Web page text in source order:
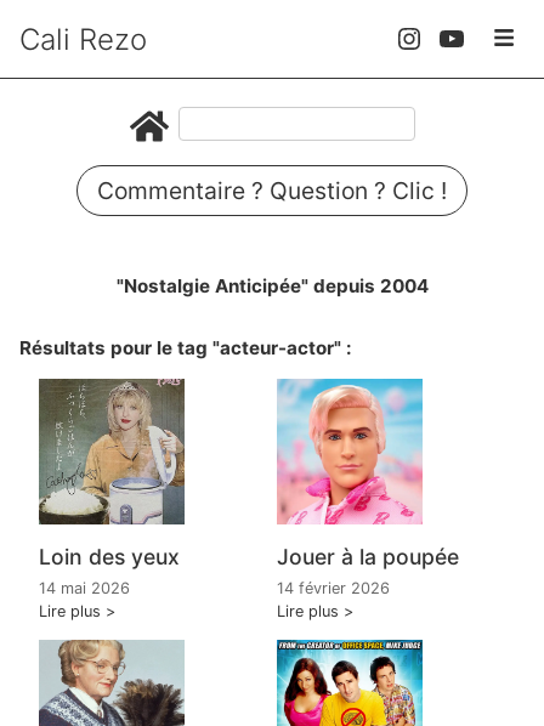
Cali Rezo
Commentaire ? Question ? Clic !
"Nostalgie Anticipée" depuis 2004
Résultats pour le tag "acteur-actor" :
Loin des yeux
14 mai 2026
Lire plus
Jouer à la poupée
14 février 2026
Lire plus